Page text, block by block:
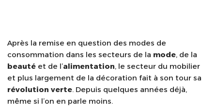
Après la remise en question des modes de
consommation dans les secteurs de la mode, de la
beauté et de l’alimentation, le secteur du mobilier
et plus largement de la décoration fait à son tour sa
révolution verte. Depuis quelques années déjà,
même si l’on en parle moins.